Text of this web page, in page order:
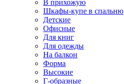
В прихожую
Шкафы-купе в спальню
Детские
Офисные
Для книг
Для одежды
На балкон
Форма
Высокие
Г-образные